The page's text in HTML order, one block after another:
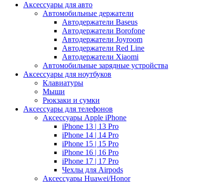
Аксессуары для авто
Автомобильные держатели
Автодержатели Baseus
Автодержатели Borofone
Автодержатели Joyroom
Автодержатели Red Line
Автодержатели Xiaomi
Автомобильные зарядные устройства
Аксессуары для ноутбуков
Клавиатуры
Мыши
Рюкзаки и сумки
Аксессуары для телефонов
Аксессуары Apple iPhone
iPhone 13 | 13 Pro
iPhone 14 | 14 Pro
iPhone 15 | 15 Pro
iPhone 16 | 16 Pro
iPhone 17 | 17 Pro
Чехлы для Airpods
Аксессуары Huawei/Honor